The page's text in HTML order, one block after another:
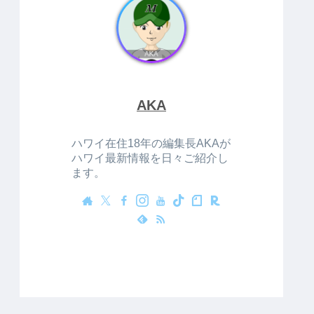
AKA
ハワイ在住18年の編集長AKAが
ハワイ最新情報を日々ご紹介し
ます。